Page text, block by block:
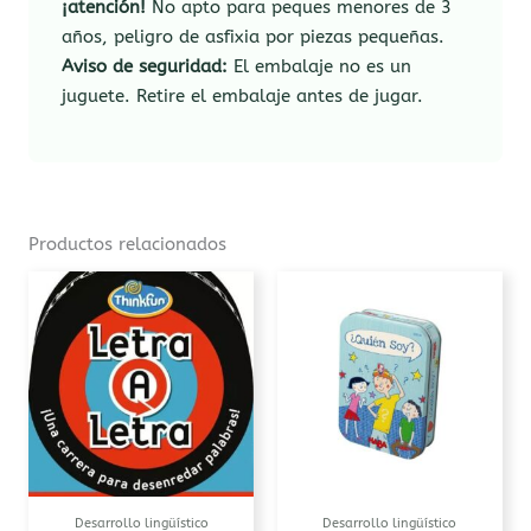
¡atención! No apto para peques menores de 3
años, peligro de asfixia por piezas pequeñas.
Aviso de seguridad: El embalaje no es un
juguete. Retire el embalaje antes de jugar.
Productos relacionados
Desarrollo lingüístico Desarrollo lingüístico